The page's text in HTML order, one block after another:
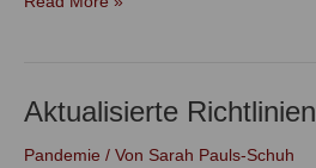
Aktualisierte Richtlinien
Pandemie / Von Sarah Pauls-Schuh
Aktualisierte